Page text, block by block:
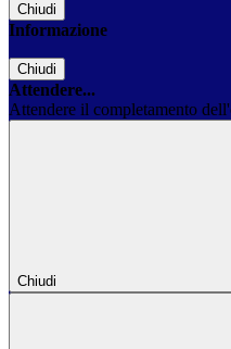
Chiudi
Informazione
Chiudi
Attendere...
Attendere il completamento
Chiudi